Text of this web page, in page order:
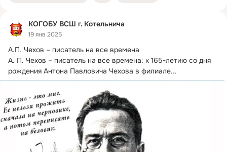
КОГОБУ ВСШ г. Котельнича
19 янв 2025
А.П. Чехов – писатель на все времена
А. П. Чехов – писатель на все времена: к 165-летию со дня
рождения Антона Павловича Чехова в филиале...